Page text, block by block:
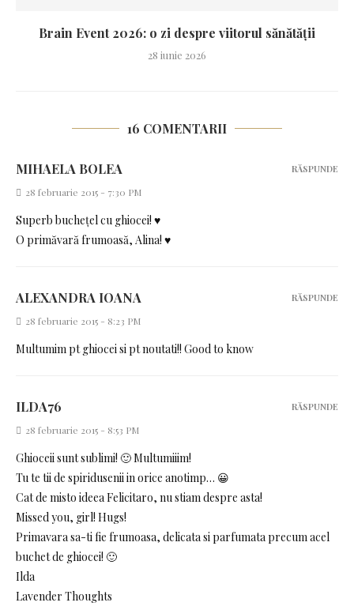
Brain Event 2026: o zi despre viitorul sănătății
28 iunie 2026
16 COMENTARII
MIHAELA BOLEA
28 februarie 2015 - 7:30 PM
Superb bucheţel cu ghiocei! ♥
O primăvară frumoasă, Alina! ♥
RĂSPUNDE
ALEXANDRA IOANA
28 februarie 2015 - 8:23 PM
Multumim pt ghiocei si pt noutati!! Good to know
RĂSPUNDE
ILDA76
28 februarie 2015 - 8:53 PM
Ghioceii sunt sublimi! 🙂 Multumiiim!
Tu te tii de spiridusenii in orice anotimp… 😀
Cat de misto ideea Felicitaro, nu stiam despre asta!
Missed you, girl! Hugs!
Primavara sa-ti fie frumoasa, delicata si parfumata precum acel
buchet de ghiocei! 🙂
Ilda
Lavender Thoughts
RĂSPUNDE